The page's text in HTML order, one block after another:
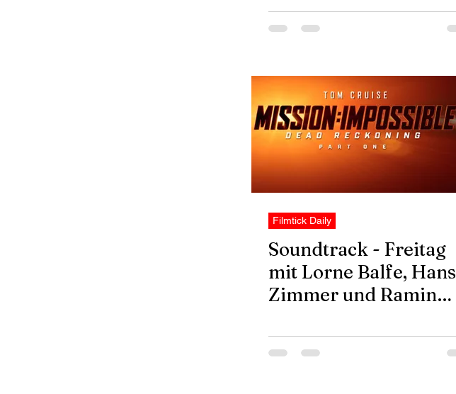
Filmtick Daily
Soundtrack - Freitag
mit Lorne Balfe, Hans
Zimmer und Ramin